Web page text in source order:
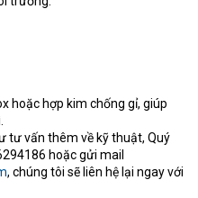
hoặc hợp kim chống gỉ, giúp
tư vấn thêm về kỹ thuật, Quý
hoặc gửi mail
, chúng tôi sẽ liên hệ lại ngay với